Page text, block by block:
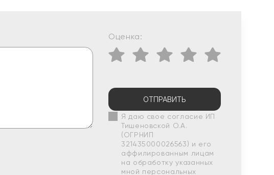
Оценка:
ОТПРАВИТЬ
Я даю свое согласие ИП
Тишеновской О.А.
(ОГРНИП
321435000026563) и его
аффилированным лицам
на обработку указанных
мной персональных